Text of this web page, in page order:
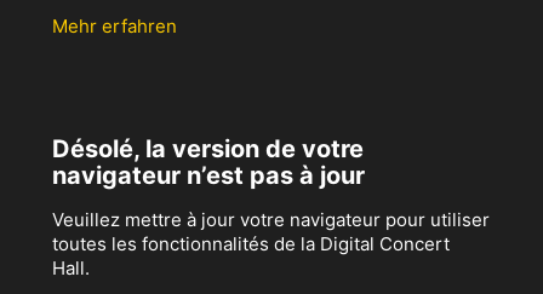
Mehr erfahren
Désolé, la version de votre
navigateur n’est pas à jour
Veuillez mettre à jour votre navigateur pour utiliser
toutes les fonctionnalités de la Digital Concert
Hall.